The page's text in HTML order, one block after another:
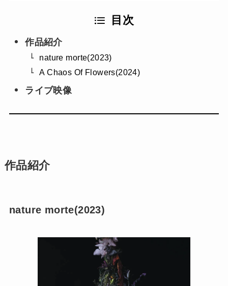
目次
作品紹介
nature morte(2023)
A Chaos Of Flowers(2024)
ライブ映像
作品紹介
nature morte(2023)